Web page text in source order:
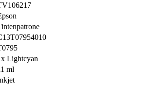
Lightcyan
ml